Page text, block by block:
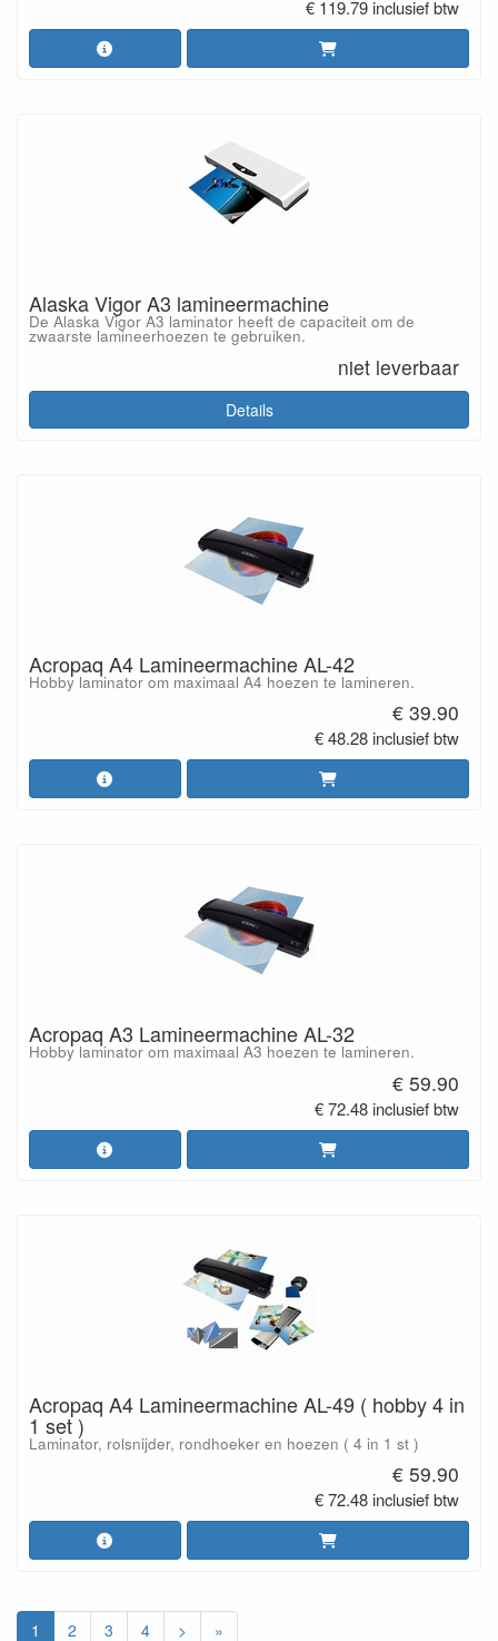
€ 119.79 inclusief btw
Alaska Vigor A3 lamineermachine
De Alaska Vigor A3 laminator heeft de capaciteit om de
zwaarste lamineerhoezen te gebruiken.
niet leverbaar
Details
Acropaq A4 Lamineermachine AL-42
Hobby laminator om maximaal A4 hoezen te lamineren.
€ 39.90
€ 48.28 inclusief btw
Acropaq A3 Lamineermachine AL-32
Hobby laminator om maximaal A3 hoezen te lamineren.
€ 59.90
€ 72.48 inclusief btw
Acropaq A4 Lamineermachine AL-49 ( hobby 4 in
1 set )
Laminator, rolsnijder, rondhoeker en hoezen ( 4 in 1 st )
€ 59.90
€ 72.48 inclusief btw
1 2 3 4 > »